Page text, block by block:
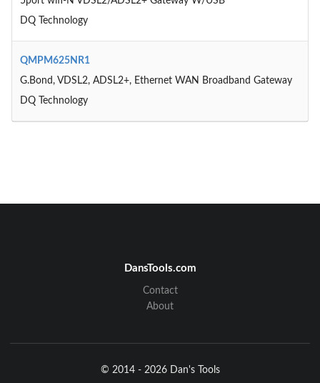
DQ Technology
QMPM625NR1
G.Bond, VDSL2, ADSL2+, Ethernet WAN Broadband Gateway
DQ Technology
DansTools.com
Contact
About
© 2014 - 2026 Dan's Tools